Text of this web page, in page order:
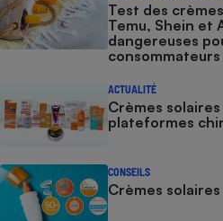
Test des
Temu, Shein et
dangereuses
consommateurs
ACTUALITÉ
Crèmes
plateformes
CONSEILS
Crèmes